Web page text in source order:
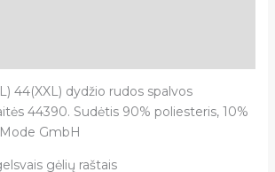
44(XXL) dydžio rudos spalvos
44390. Sudėtis 90% poliesteris, 10%
GmbH
gėlių raštais